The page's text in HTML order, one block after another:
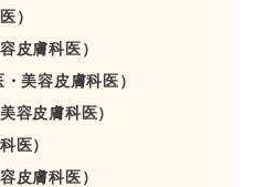
）
皮膚科医）
美容皮膚科医）
容皮膚科医）
医）
皮膚科医）